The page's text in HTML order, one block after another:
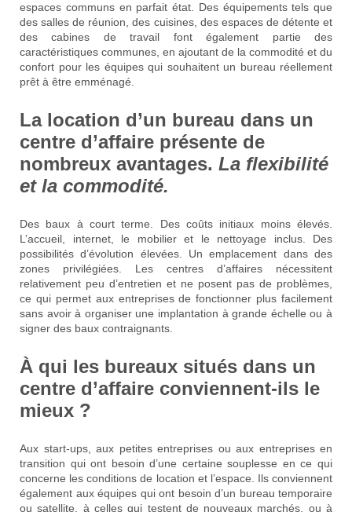
espaces communs en parfait état. Des équipements tels que
des salles de réunion, des cuisines, des espaces de détente et
des cabines de travail font également partie des
caractéristiques communes, en ajoutant de la commodité et du
confort pour les équipes qui souhaitent un bureau réellement
prêt à être emménagé.
La location d’un bureau dans un
centre d’affaire présente de
nombreux avantages. La flexibilité
et la commodité.
Des baux à court terme. Des coûts initiaux moins élevés.
L’accueil, internet, le mobilier et le nettoyage inclus. Des
possibilités d’évolution élevées. Un emplacement dans des
zones privilégiées. Les centres d’affaires nécessitent
relativement peu d’entretien et ne posent pas de problèmes,
ce qui permet aux entreprises de fonctionner plus facilement
sans avoir à organiser une implantation à grande échelle ou à
signer des baux contraignants.
À qui les bureaux situés dans un
centre d’affaire conviennent-ils le
mieux ?
Aux start-ups, aux petites entreprises ou aux entreprises en
transition qui ont besoin d’une certaine souplesse en ce qui
concerne les conditions de location et l’espace. Ils conviennent
également aux équipes qui ont besoin d’un bureau temporaire
ou satellite, à celles qui testent de nouveaux marchés, ou à